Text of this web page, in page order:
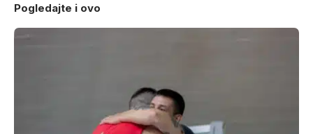
Pogledajte i ovo